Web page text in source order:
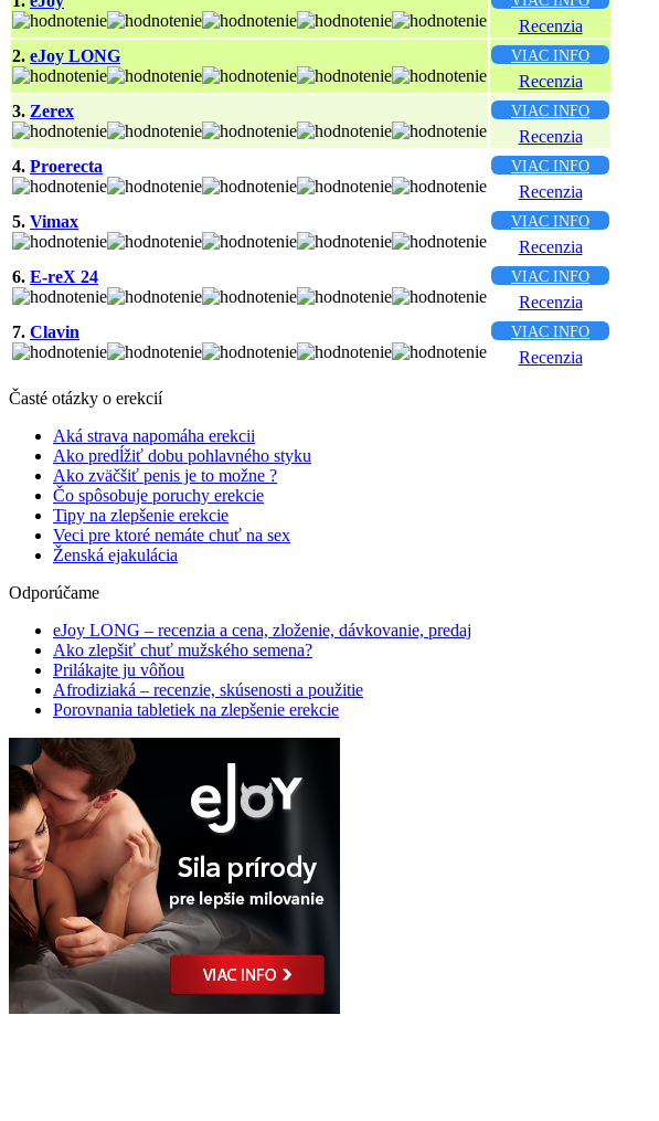
Recenzia
2. eJoy LONG VIAC INFO
Recenzia
3. Zerex VIAC INFO
Recenzia
4. Proerecta VIAC INFO
Recenzia
5. Vimax VIAC INFO
Recenzia
6. E-reX 24 VIAC INFO
Recenzia
7. Clavin VIAC INFO
Recenzia
Časté otázky o erekcií
Aká strava napomáha erekcii
Ako predĺžiť dobu pohlavného styku
Ako zväčšiť penis je to možne ?
Čo spôsobuje poruchy erekcie
Tipy na zlepšenie erekcie
Veci pre ktoré nemáte chuť na sex
Ženská ejakulácia
Odporúčame
eJoy LONG – recenzia a cena, zloženie, dávkovanie, predaj
Ako zlepšiť chuť mužského semena?
Prilákajte ju vôňou
Afrodiziaká – recenzie, skúsenosti a použitie
Porovnania tabletiek na zlepšenie erekcie